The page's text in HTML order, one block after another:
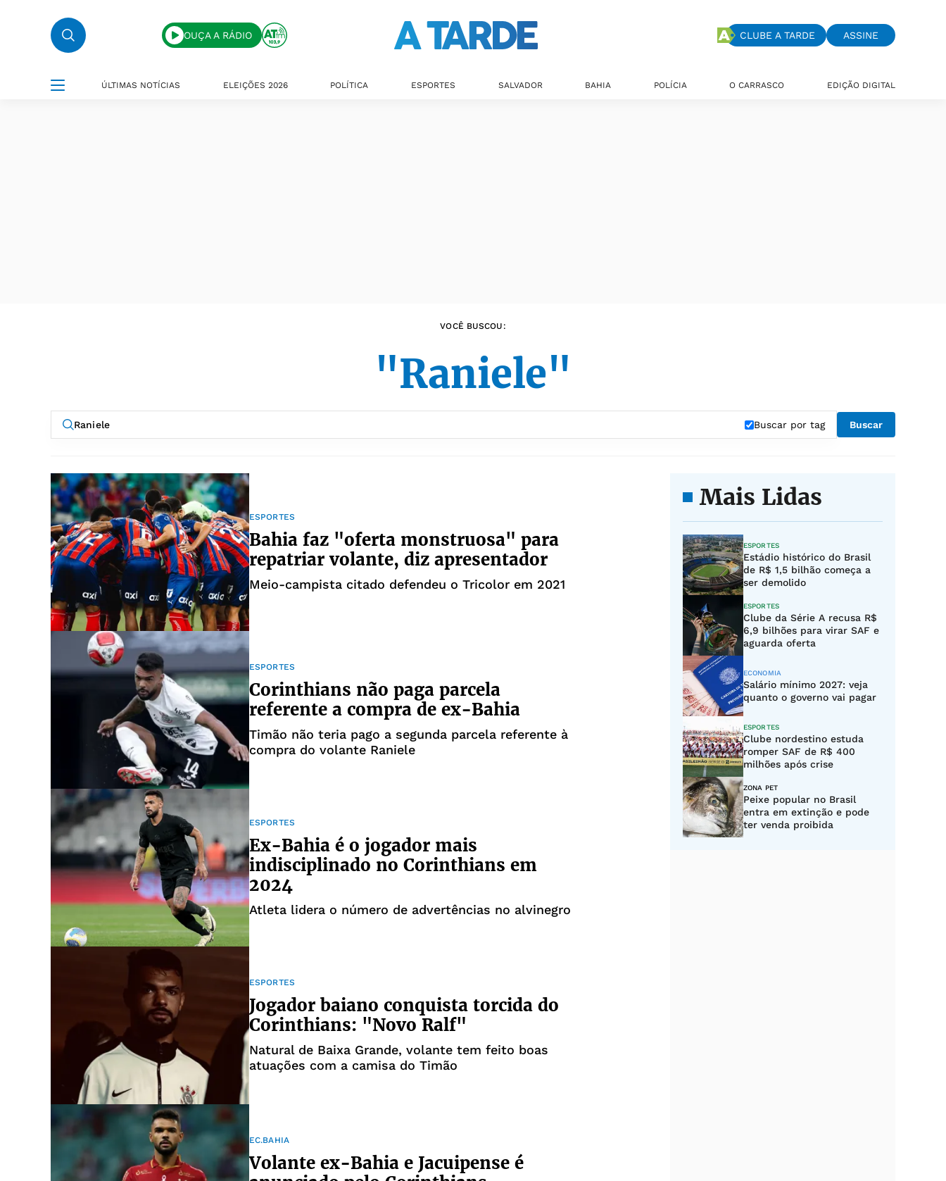
OUÇA A RÁDIO CLUBE A TARDE ASSINE
ÚLTIMAS NOTÍCIAS ELEIÇÕES 2026 POLÍTICA ESPORTES SALVADOR BAHIA POLÍCIA O CARRASCO EDIÇÃO DIGITAL
VOCÊ BUSCOU:
"Raniele"
Buscar por tag Buscar
ESPORTES
Bahia faz "oferta monstruosa" para
repatriar volante, diz apresentador
Meio-campista citado defendeu o Tricolor em 2021
ESPORTES
Corinthians não paga parcela
referente a compra de ex-Bahia
Timão não teria pago a segunda parcela referente à
compra do volante Raniele
ESPORTES
Ex-Bahia é o jogador mais
indisciplinado no Corinthians em
2024
Atleta lidera o número de advertências no alvinegro
ESPORTES
Jogador baiano conquista torcida do
Corinthians: "Novo Ralf"
Natural de Baixa Grande, volante tem feito boas
atuações com a camisa do Timão
EC.BAHIA
Volante ex-Bahia e Jacuipense é
Mais Lidas
ESPORTES
Estádio histórico do Brasil
de R$ 1,5 bilhão começa a
ser demolido
ESPORTES
Clube da Série A recusa R$
6,9 bilhões para virar SAF e
aguarda oferta
ECONOMIA
Salário mínimo 2027: veja
quanto o governo vai pagar
ESPORTES
Clube nordestino estuda
romper SAF de R$ 400
milhões após crise
ZONA PET
Peixe popular no Brasil
entra em extinção e pode
ter venda proibida